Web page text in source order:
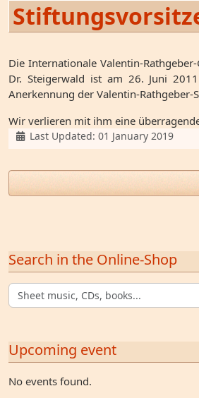
Die Internationale Valentin-
Dr. Steigerwald ist am 26. Juni
Anerkennung der Valentin-
Wir verlieren mit ihm eine
DetailsLast Updated: 01 January 2019
Search in the Online-Shop
Upcoming event
No events found.